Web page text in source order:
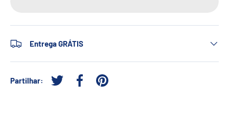
Entrega GRÁTIS
Partilhar:
Tweetar no Twitter
Partilhar no Facebook
Afixar no Pinterest